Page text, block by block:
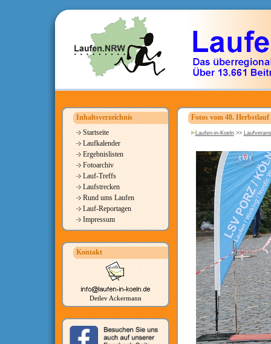
Inhaltsverzeichnis
Startseite
Laufkalender
Ergebnislisten
Fotoarchiv
Lauf-Treffs
Laufstrecken
Rund ums Laufen
Lauf-Reportagen
Impressum
Kontakt
Detlev Ackermann
Fotos vom 48. Herbstlauf
Laufen-in-Koeln>>